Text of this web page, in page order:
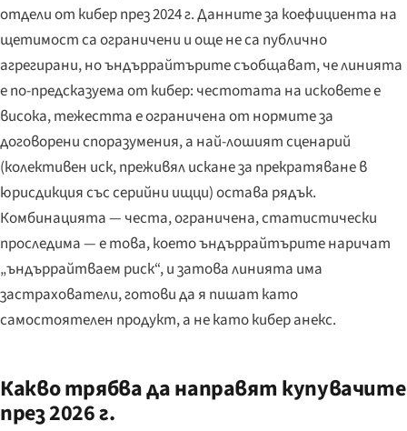
отдели от кибер през 2024 г. Данните за коефициента на
щетимост са ограничени и още не са публично
агрегирани, но ъндъррайтърите съобщават, че линията
е по-предсказуема от кибер: честотата на исковете е
висока, тежестта е ограничена от нормите за
договорени споразумения, а най-лошият сценарий
(колективен иск, преживял искане за прекратяване в
юрисдикция със серийни ищци) остава рядък.
Комбинацията — честа, ограничена, статистически
проследима — е това, което ъндъррайтърите наричат
„ъндъррайтваем риск“, и затова линията има
застрахователи, готови да я пишат като
самостоятелен продукт, а не като кибер анекс.
Какво трябва да направят купувачите
през 2026 г.